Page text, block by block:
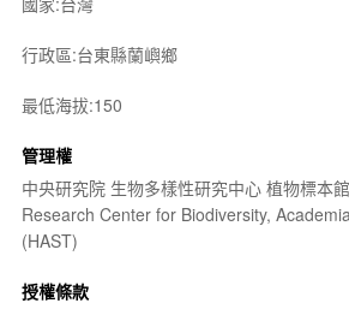
行政區:台東縣蘭嶼鄉
最低海拔:150
管理權
中央研究院 生物多樣性研究中心 植物標本
Research Center for Biodiversity,
(HAST)
授權條款